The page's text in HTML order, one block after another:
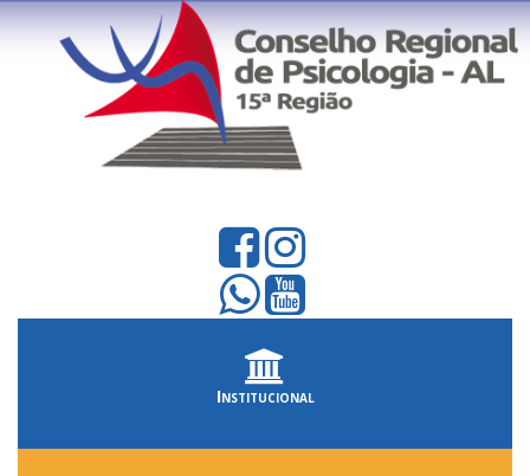
Institucional